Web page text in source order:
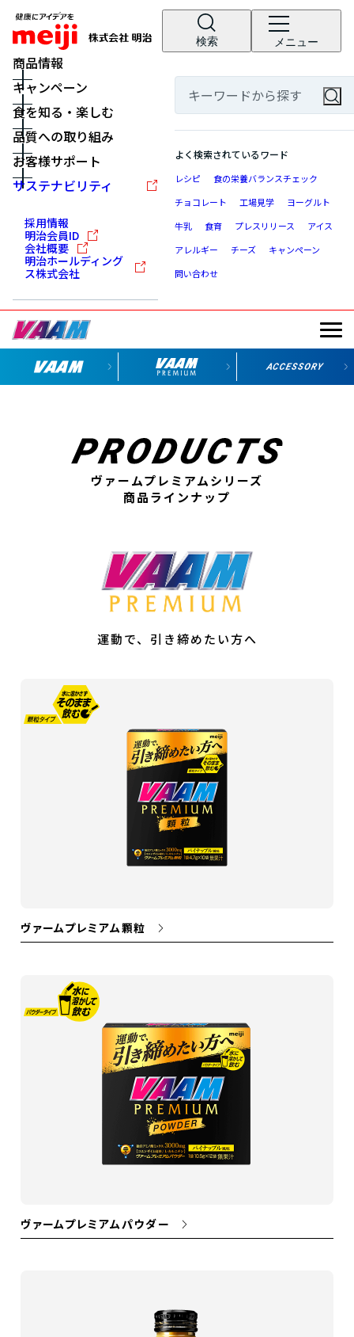
検索 メニュー
商品情報
キャンペーン
食を知る・楽しむ
品質への取り組み
お客様サポート
サステナビリティ
採用情報
明治会員ID
会社概要
明治ホールディング
ス株式会社
よく検索されているワード
レシピ
食の栄養バランスチェック
チョコレート
工場見学
ヨーグルト
牛乳
食育 プレスリリース
アイス
アレルギー
チーズ
キャンペーン
問い合わせ
ヴァームプレミアムシリーズ
商品ラインナップ
運動で、引き締めたい方へ
ヴァームプレミアム顆粒
ヴァームプレミアムパウダー